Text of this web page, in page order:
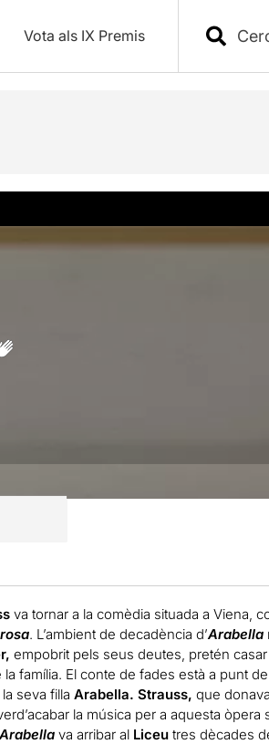
Vota als IX Premis
va tornar a la comèdia situada a Viena,
. L’ambient de decadència d’Arabella
empobrit pels seus deutes, pretén
família. El conte de fades està a punt
seva filla Arabella. Strauss, que
la música per a aquesta òpera
Arabellava arribar al Liceutres dècades